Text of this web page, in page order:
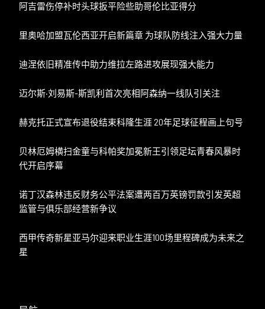
阿吉雷伤停补时头球扳平险些助哥伦比亚得分
里奥哈加盟瓦伦西亚开启新篇章 为球队防线注入强大力量
迪涅依旧精准传中助力维拉左路进攻展现强大能力
迈尔斯·刘易斯-斯凯利首次亮相阿森纳一线队引关注
赫克托正式宣布退役结束科隆生涯 20年足球征程画上句号
贝林厄姆横扫金童与科帕奖加冕新王引领足坛青春风暴时
代开启序幕
诺丁汉森林违反财务公平法案遭两百万英镑罚款引发英超
监管与俱乐部经营新争议
西甲传奇新星亚马尔迎来职业生涯100场里程碑成为未来之
星